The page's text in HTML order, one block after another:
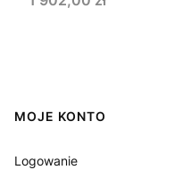
Linki w stopce
MOJE KONTO
Logowanie